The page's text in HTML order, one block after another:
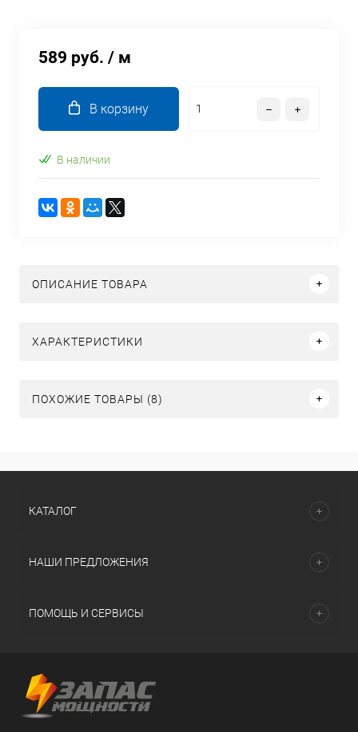
589 руб. / м
В корзину
В наличии
ОПИСАНИЕ ТОВАРА
ХАРАКТЕРИСТИКИ
ПОХОЖИЕ ТОВАРЫ (8)
КАТАЛОГ
НАШИ ПРЕДЛОЖЕНИЯ
ПОМОЩЬ И СЕРВИСЫ